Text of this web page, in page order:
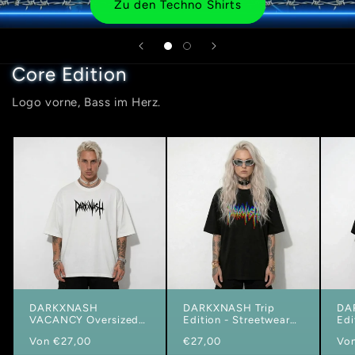
Zu den Techno Shirts
Core Edition
Logo vorne, Bass im Herz.
DARKXNASH
VACANCY Oversized
Normaler
Von €27,00
DARKXNASH Trip
Edition - Streetwear
Normaler
€27,00